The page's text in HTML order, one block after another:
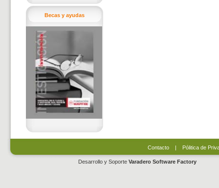
Becas y ayudas
Contacto| Pólitica de
Desarrollo y Soporte Varadero Software Factory